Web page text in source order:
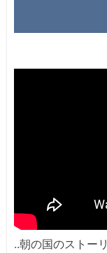
..朝の国のストー